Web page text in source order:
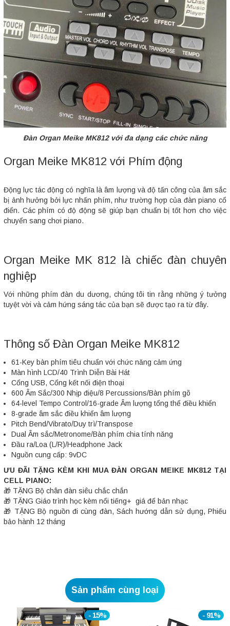
Đàn Organ Meike MK812 với đa dạng các chức năng
Organ Meike MK812 với Phím động
Động lực tác động có nghĩa là âm lượng và độ tấn công của âm sắc
bị ảnh hưởng bởi lực nhấn phím, như trường hợp của đàn piano cổ
điển. Các phím có độ động sẽ giúp bạn chuẩn bị tốt hơn cho việc
chuyển sang chơi piano.
Organ Meike MK 812 là chiếc đàn chuyên
nghiệp
Với những phím đàn du dương, chúng tôi tin rằng những ý tưởng
tuyệt vời và cảm hứng sáng tác của bạn sẽ được tạo ra từ đây.
Thông số Đàn Organ Meike MK812
61-Key bàn phím tiêu chuẩn với chức năng cảm ứng
Màn hình LCD/40 Trình Diễn Bài Hát
Cổng USB, Cổng kết nối điện thoại
600 Âm Sắc/300 Nhịp điệu/8 Percussions/Bàn phím gõ
64-level Tempo Control/16-grade Âm lượng tổng thể điều khiển
8-grade âm sắc điều khiển âm lượng
Pitch Bend/Vibrato/Duy trì/Transpose
Dual Âm sắc/Metronome/Bàn phím chia tính năng
Đầu ra/Loa (L/R)/Headphone Jack
Nguồn cung cấp: 9vDC
ƯU ĐÃI TẶNG KÈM KHI MUA ĐÀN ORGAN MEIKE MK812 TẠI
CELL PIANO:
🎁 TẶNG Bộ chân đàn siêu chắc chắn
🎁 TẶNG Giáo trình học kèm nổi tiếng+ giá để bản nhạc
🎁 TẶNG Bộ nguồn đi cùng đàn, Sách hướng dẫn sử dụng, Phiếu
bảo hành 12 tháng
Sản phẩm cùng loại
- 15% - 91%